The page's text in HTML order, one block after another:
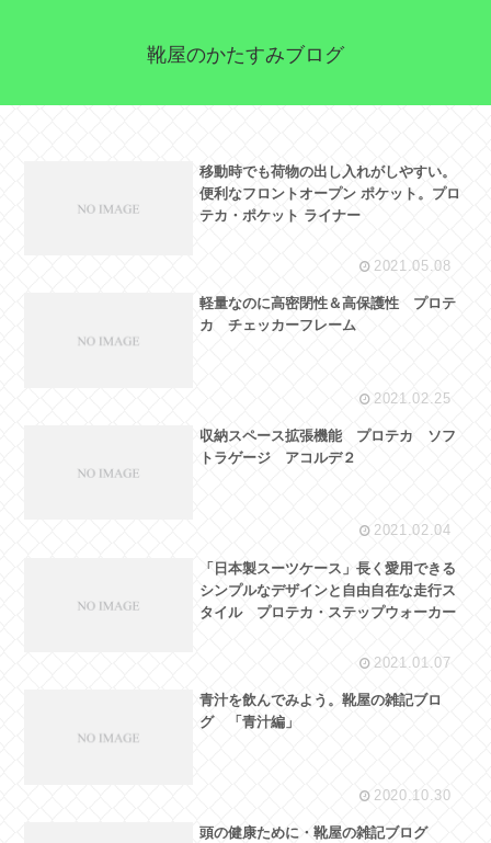
靴屋のかたすみブログ
移動時でも荷物の出し入れがしやすい。
便利なフロントオープン ポケット。プロ
テカ・ポケット ライナー
2021.05.08
軽量なのに高密閉性＆高保護性 プロテ
カ チェッカーフレーム
2021.02.25
収納スペース拡張機能 プロテカ ソフ
トラゲージ アコルデ２
2021.02.04
「日本製スーツケース」長く愛用できる
シンプルなデザインと自由自在な走行ス
タイル プロテカ・ステップウォーカー
2021.01.07
青汁を飲んでみよう。靴屋の雑記ブロ
グ 「青汁編」
2020.10.30
頭の健康ために・靴屋の雑記ブログ